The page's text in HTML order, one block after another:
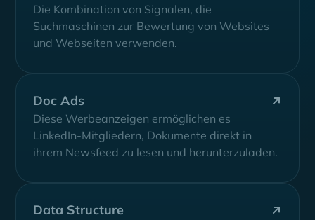
Die Kombination von Signalen, die
Suchmaschinen zur Bewertung von Websites
und Webseiten verwenden.
Doc Ads
Diese Werbeanzeigen ermöglichen es
LinkedIn-Mitgliedern, Dokumente direkt in
ihrem Newsfeed zu lesen und herunterzuladen.
Data Structure